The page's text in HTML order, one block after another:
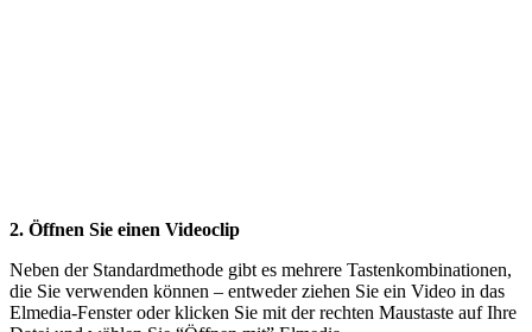
2. Öffnen Sie einen Videoclip
Neben der Standardmethode gibt es mehrere Tastenkombinationen,
die Sie verwenden können – entweder ziehen Sie ein Video in das
Elmedia-Fenster oder klicken Sie mit der rechten Maustaste auf Ihre